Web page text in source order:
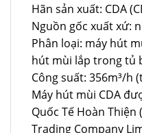
Hãn sản xuất: CDA
Nguồn gốc xuất xứ:
Phân loại: máy hút
hút mùi lắp trong tủ
Công suất: 356m³/h
Máy hút mùi CDA
Quốc Tế Hoàn
Trading Company